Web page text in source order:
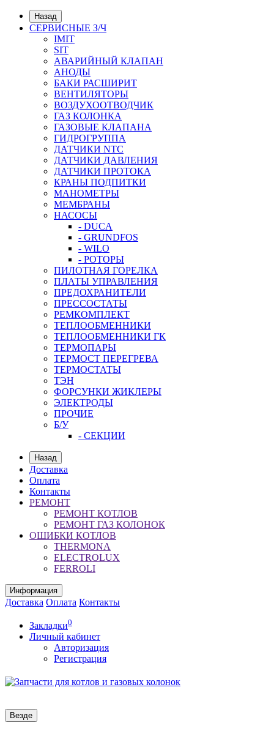
Назад
СЕРВИСНЫЕ З/Ч
IMIT
SIT
АВАРИЙНЫЙ КЛАПАН
АНОДЫ
БАКИ РАСШИРИТ
ВЕНТИЛЯТОРЫ
ВОЗДУХООТВОДЧИК
ГАЗ КОЛОНКА
ГАЗОВЫЕ КЛАПАНА
ГИДРОГРУППА
ДАТЧИКИ NTC
ДАТЧИКИ ДАВЛЕНИЯ
ДАТЧИКИ ПРОТОКА
КРАНЫ ПОДПИТКИ
МАНОМЕТРЫ
МЕМБРАНЫ
НАСОСЫ
- DUCA
- GRUNDFOS
- WILO
- РОТОРЫ
ПИЛОТНАЯ ГОРЕЛКА
ПЛАТЫ УПРАВЛЕНИЯ
ПРЕДОХРАНИТЕЛИ
ПРЕССОСТАТЫ
РЕМКОМПЛЕКТ
ТЕПЛООБМЕННИКИ
ТЕПЛООБМЕННИКИ ГК
ТЕРМОПАРЫ
ТЕРМОСТ ПЕРЕГРЕВА
ТЕРМОСТАТЫ
ТЭН
ФОРСУНКИ ЖИКЛЕРЫ
ЭЛЕКТРОДЫ
ПРОЧИЕ
Б/У
- СЕКЦИИ
Назад
Доставка
Оплата
Контакты
РЕМОНТ
РЕМОНТ КОТЛОВ
РЕМОНТ ГАЗ КОЛОНОК
ОШИБКИ КОТЛОВ
THERMONA
ELECTROLUX
FERROLI
Информация
Доставка Оплата Контакты
Закладки0
Личный кабинет
Авторизация
Регистрация
Везде